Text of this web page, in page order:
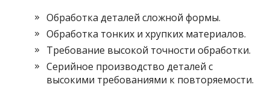
Обработка деталей сложной формы.
Обработка тонких и хрупких материалов.
Требование высокой точности обработки.
Серийное производство деталей с
высокими требованиями к повторяемости.